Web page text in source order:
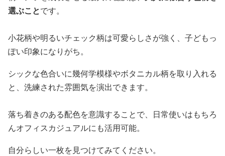
選ぶことです。
小花柄や明るいチェック柄は可愛らしさが強く、子どもっ
ぽい印象になりがち。
シックな色合いに幾何学模様やボタニカル柄を取り入れる
と、洗練された雰囲気を演出できます。
落ち着きのある配色を意識することで、日常使いはもちろ
んオフィスカジュアルにも活用可能。
自分らしい一枚を見つけてみてください。